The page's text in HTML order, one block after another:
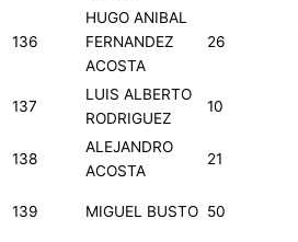
136
HUGO ANIBAL
FERNANDEZ
ACOSTA
26
137
LUIS ALBERTO
RODRIGUEZ
10
138
ALEJANDRO
ACOSTA
21
139 MIGUEL BUSTO 50